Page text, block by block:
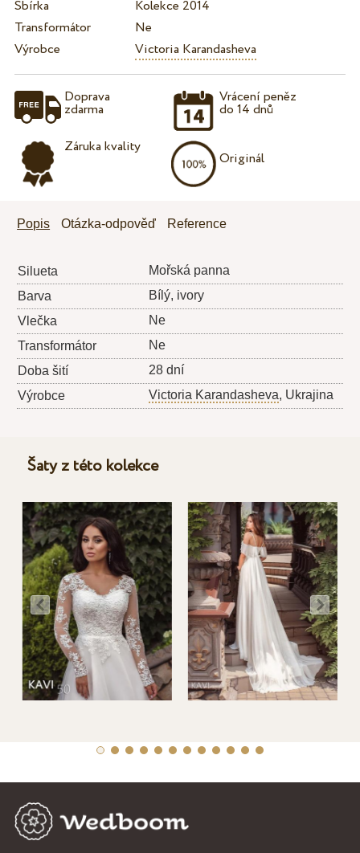
Sbírka
Kolekce 2014
Transformátor
Ne
Výrobce
Victoria Karandasheva
Doprava
zdarma
Záruka kvality
Vrácení peněz
do 14 dnů
Originál
Popis Otázka-odpověď Reference
Silueta
Mořská panna
Barva
Bílý, ivory
Vlečka
Ne
Transformátor
Ne
Doba šití
28 dní
Výrobce
Victoria Karandasheva, Ukrajina
Šaty z této kolekce